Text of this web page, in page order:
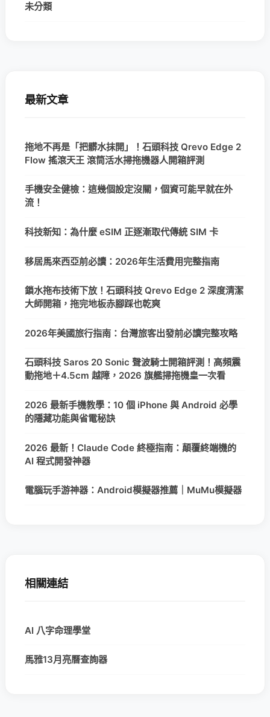
未分類
最新文章
拖地不再是「把髒水抹開」！石頭科技 Qrevo Edge 2
Flow 搖滾天王 滾筒活水掃拖機器人開箱評測
手機安全健檢：這幾個設定沒關，個資可能早就在外
流！
科技新知：為什麼 eSIM 正逐漸取代傳統 SIM 卡
移居馬來西亞前必讀：2026年生活費用完整指南
鎖水拖布技術下放！石頭科技 Qrevo Edge 2 深度清潔
大師開箱，拖完地板赤腳踩也乾爽
2026年美國旅行指南：台灣旅客出發前必讀完整攻略
石頭科技 Saros 20 Sonic 聲波騎士開箱評測！高頻震
動拖地＋4.5cm 越障，2026 旗艦掃拖機皇一次看
2026 最新手機教學：10 個 iPhone 與 Android 必學
的隱藏功能與省電秘訣
2026 最新！Claude Code 終極指南：顛覆終端機的
AI 程式開發神器
電腦玩手游神器：Android模擬器推薦｜MuMu模擬器
相關連結
AI 八字命理學堂
馬雅13月亮曆查詢器